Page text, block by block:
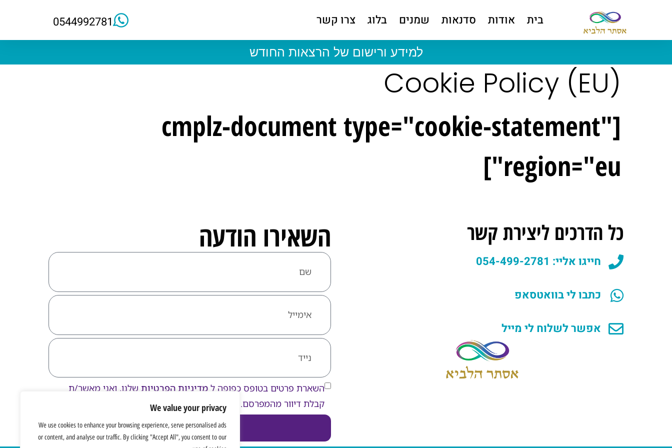
We value your privacy
We use cookies to enhance your browsing experience, serve personalised ads
or content, and analyse our traffic. By clicking "Accept All", you consent to our
בית אודות סדנאות שמנים בלוג צרו קשר 0544992781
למידע ורישום של הרצאות החודש
Cookie Policy (EU)
[cmplz-document type="cookie-statement"
region="eu"]
כל הדרכים ליצירת קשר
חייגו אליי: 054-499-2781
כתבו לי בוואטסאפ
אפשר לשלוח לי מייל
השאירו הודעה
השארת פרטים בטופס כפופה ל מדיניות הפרטיות שלנו, ואני מאשר/ת
קבלת דיוור מהמפרסם.
כבר חוזרת